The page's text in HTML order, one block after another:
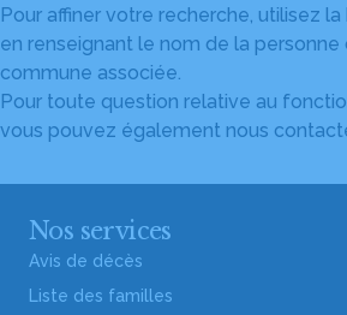
Pour affiner votre recherche, utilisez
en renseignant le nom de la personne
commune associée.
Pour toute question relative au
vous pouvez également nous
Nos services
Avis de décès
Liste des familles